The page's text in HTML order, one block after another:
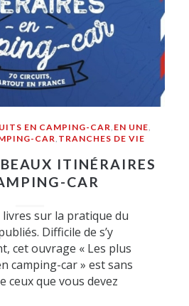
EN CAMPING-CAR EN UNE
CAR TRANCHES DE VIE
ITINÉRAIRES
CAR
sur la pratique du
Difficile de s’y
cet ouvrage « Les plus
camping-car » est sans
ceux que vous devez